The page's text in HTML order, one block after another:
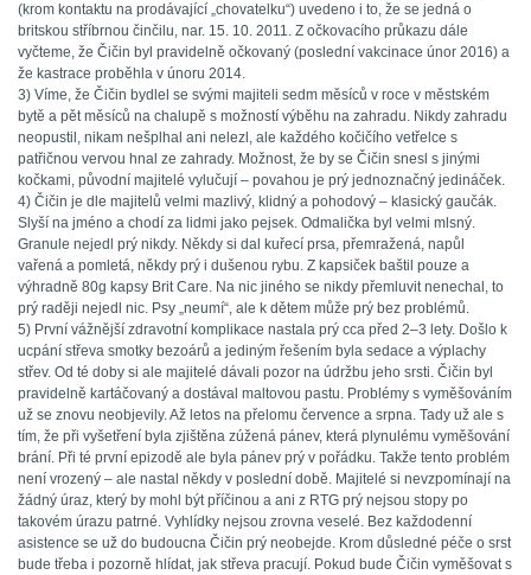
(krom kontaktu na prodávající „chovatelku“) uvedeno i to, že se jedná o
britskou stříbrnou činčilu, nar. 15. 10. 2011. Z očkovacího průkazu dále
vyčteme, že Čičin byl pravidelně očkovaný (poslední vakcinace únor 2016) a
že kastrace proběhla v únoru 2014.
3) Víme, že Čičin bydlel se svými majiteli sedm měsíců v roce v městském
bytě a pět měsíců na chalupě s možností výběhu na zahradu. Nikdy zahradu
neopustil, nikam nešplhal ani nelezl, ale každého kočičího vetřelce s
patřičnou vervou hnal ze zahrady. Možnost, že by se Čičin snesl s jinými
kočkami, původní majitelé vylučují – povahou je prý jednoznačný jedináček.
4) Čičin je dle majitelů velmi mazlivý, klidný a pohodový – klasický gaučák.
Slyší na jméno a chodí za lidmi jako pejsek. Odmalička byl velmi mlsný.
Granule nejedl prý nikdy. Někdy si dal kuřecí prsa, přemražená, napůl
vařená a pomletá, někdy prý i dušenou rybu. Z kapsiček baštil pouze a
výhradně 80g kapsy Brit Care. Na nic jiného se nikdy přemluvit nenechal, to
prý raději nejedl nic. Psy „neumí“, ale k dětem může prý bez problémů.
5) První vážnější zdravotní komplikace nastala prý cca před 2–3 lety. Došlo k
ucpání střeva smotky bezoárů a jediným řešením byla sedace a výplachy
střev. Od té doby si ale majitelé dávali pozor na údržbu jeho srsti. Čičin byl
pravidelně kartáčovaný a dostával maltovou pastu. Problémy s vyměšováním
už se znovu neobjevily. Až letos na přelomu července a srpna. Tady už ale s
tím, že při vyšetření byla zjištěna zúžená pánev, která plynulému vyměšování
brání. Při té první epizodě ale byla pánev prý v pořádku. Takže tento problém
není vrozený – ale nastal někdy v poslední době. Majitelé si nevzpomínají na
žádný úraz, který by mohl být příčinou a ani z RTG prý nejsou stopy po
takovém úrazu patrné. Vyhlídky nejsou zrovna veselé. Bez každodenní
asistence se už do budoucna Čičin prý neobejde. Krom důsledné péče o srst
bude třeba i pozorně hlídat, jak střeva pracují. Pokud bude Čičin vyměšovat s